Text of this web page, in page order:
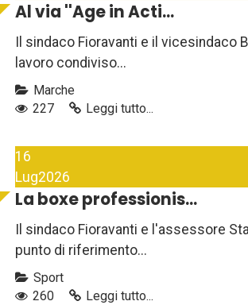
Al via ''Age in Acti...
Il sindaco Fioravanti e il vicesindaco
lavoro condiviso...
Marche
227
Leggi tutto...
16
Lug2026
La boxe professionis...
Il sindaco Fioravanti e l'assessore
punto di riferimento...
Sport
260
Leggi tutto...